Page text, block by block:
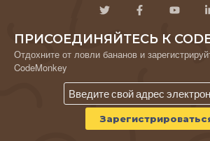
ПРИСОЕДИНЯЙТЕСЬ К
Отдохните от ловли бананов и
CodeMonkey